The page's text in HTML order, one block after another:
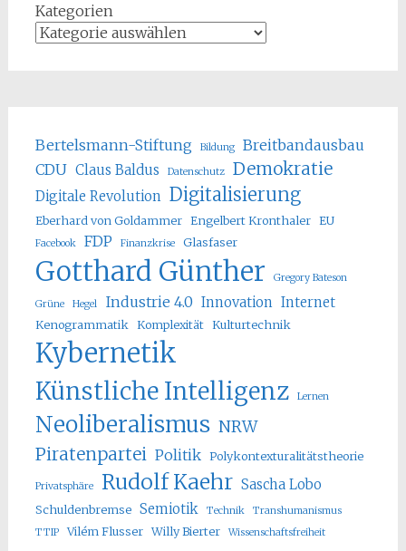
Kategorien
Bertelsmann-Stiftung Bildung
Breitbandausbau
CDU Claus Baldus Datenschutz Demokratie
Digitale Revolution Digitalisierung
Eberhard von Goldammer Engelbert Kronthaler EU
Facebook FDP Finanzkrise Glasfaser
Gotthard Günther Gregory Bateson
Grüne Hegel Industrie 4.0 Innovation Internet
Kenogrammatik Komplexität Kulturtechnik
Kybernetik
Künstliche Intelligenz Lernen
Neoliberalismus NRW
Piratenpartei Politik Polykontexturalitätstheorie
Privatsphäre Rudolf Kaehr Sascha Lobo
Schuldenbremse Semiotik Technik
Transhumanismus
TTIP
Vilém Flusser Willy Bierter Wissenschaftsfreiheit